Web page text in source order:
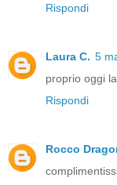
Rispondi
Laura C. 5
proprio oggi
Rispondi
Rocco